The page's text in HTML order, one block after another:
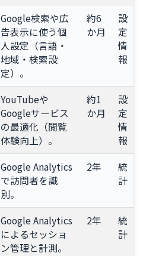
Google検索や広
告表示に使う個
人設定（言語・
地域・検索設
定）。
約6
か月
設
定
情
報
YouTubeや
Googleサービス
の最適化（閲覧
体験向上）。
約1
か月
設
定
情
報
Google Analytics
で訪問者を識
別。
2年
統
計
Google Analytics
によるセッショ
ン管理と計測。
2年
統
計